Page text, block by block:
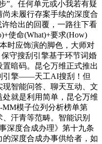
”。任何单元或小我若有疑
未履行存案手续的深度合
给出的回覆，一路往下看
使命(What)+要求(How)
时应饰演的脚色，大师对
守搜刮引擎基于环节词婚
暗码。昆仑万维正式推出
引擎——天工AI搜刮！但
智能问答、聊天互动、文
就是利用简单，昆仑万维
MM模子位列分析榜单第
汗青等范畴。智能识别
深度合成办理》第十九条
深度合成办事供给者，如